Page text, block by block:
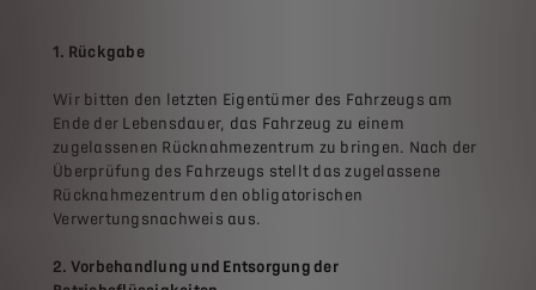
1. Rückgabe
Wir bitten den letzten Eigentümer des Fahrzeugs am
Ende der Lebensdauer, das Fahrzeug zu einem
zugelassenen Rücknahmezentrum zu bringen. Nach der
Überprüfung des Fahrzeugs stellt das zugelassene
Rücknahmezentrum den obligatorischen
Verwertungsnachweis aus.
2. Vorbehandlung und Entsorgung der